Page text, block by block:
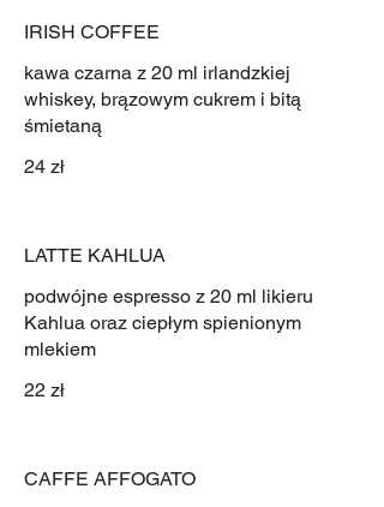
IRISH COFFEE
kawa czarna z 20 ml irlandzkiej
whiskey, brązowym cukrem i bitą
śmietaną
24 zł
LATTE KAHLUA
podwójne espresso z 20 ml likieru
Kahlua oraz ciepłym spienionym
mlekiem
22 zł
CAFFE AFFOGATO